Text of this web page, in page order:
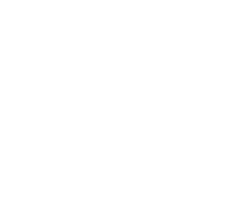
dans des conditions optimales, du Site.
technique et de mise à jour des bases informatiques.
de cas fortuits ou de force majeure et, en particulier, en
dans le fonctionnement des Services du Site,